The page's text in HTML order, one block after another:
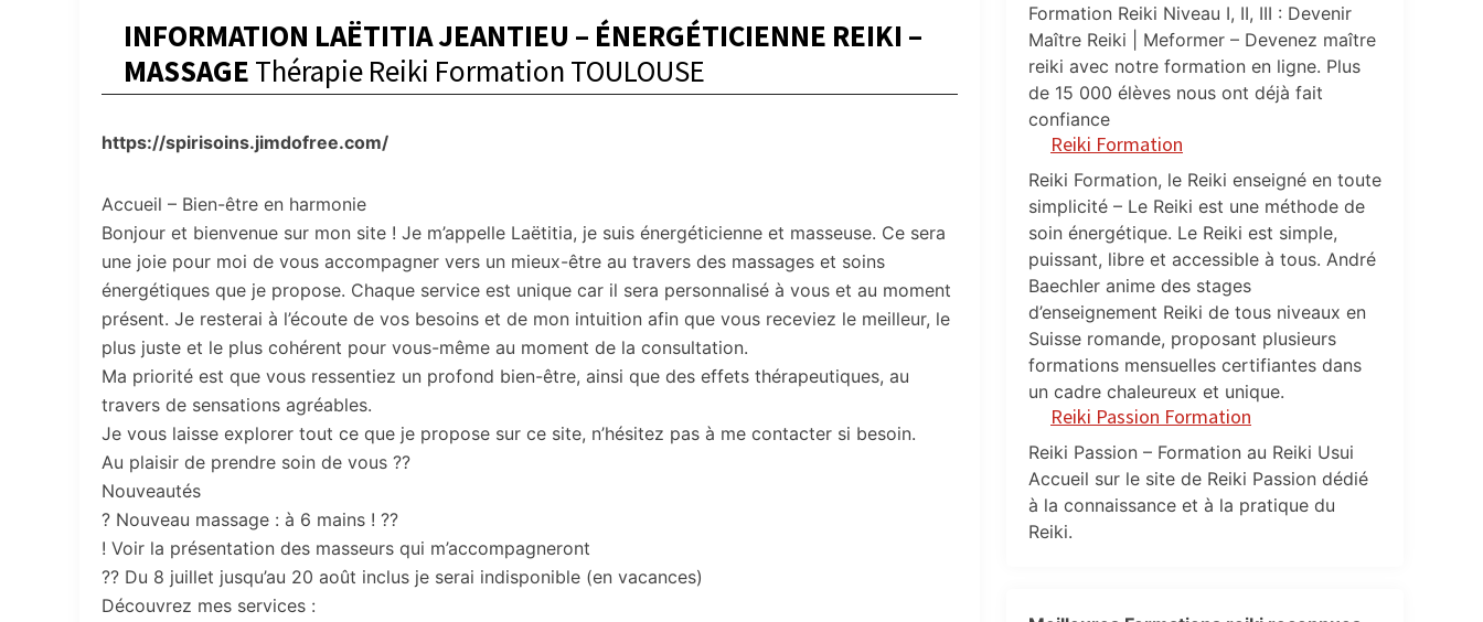
INFORMATION LAËTITIA JEANTIEU – ÉNERGÉTICIENNE REIKI –
MASSAGE Thérapie Reiki Formation TOULOUSE
https://spirisoins.jimdofree.com/
Accueil – Bien-être en harmonie
Bonjour et bienvenue sur mon site ! Je m’appelle Laëtitia, je suis énergéticienne et masseuse. Ce sera
une joie pour moi de vous accompagner vers un mieux-être au travers des massages et soins
énergétiques que je propose. Chaque service est unique car il sera personnalisé à vous et au moment
présent. Je resterai à l’écoute de vos besoins et de mon intuition afin que vous receviez le meilleur, le
plus juste et le plus cohérent pour vous-même au moment de la consultation.
Ma priorité est que vous ressentiez un profond bien-être, ainsi que des effets thérapeutiques, au
travers de sensations agréables.
Je vous laisse explorer tout ce que je propose sur ce site, n’hésitez pas à me contacter si besoin.
Au plaisir de prendre soin de vous ??
Nouveautés
? Nouveau massage : à 6 mains ! ??
! Voir la présentation des masseurs qui m’accompagneront
?? Du 8 juillet jusqu’au 20 août inclus je serai indisponible (en vacances)
Découvrez mes services :
Formation Reiki Niveau I, II, III : Devenir
Maître Reiki | Meformer – Devenez maître
reiki avec notre formation en ligne. Plus
de 15 000 élèves nous ont déjà fait
confiance
Reiki Formation
Reiki Formation, le Reiki enseigné en toute
simplicité – Le Reiki est une méthode de
soin énergétique. Le Reiki est simple,
puissant, libre et accessible à tous. André
Baechler anime des stages
d’enseignement Reiki de tous niveaux en
Suisse romande, proposant plusieurs
formations mensuelles certifiantes dans
un cadre chaleureux et unique.
Reiki Passion Formation
Reiki Passion – Formation au Reiki Usui
Accueil sur le site de Reiki Passion dédié
à la connaissance et à la pratique du
Reiki.